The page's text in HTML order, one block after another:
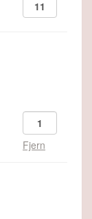
Fjern